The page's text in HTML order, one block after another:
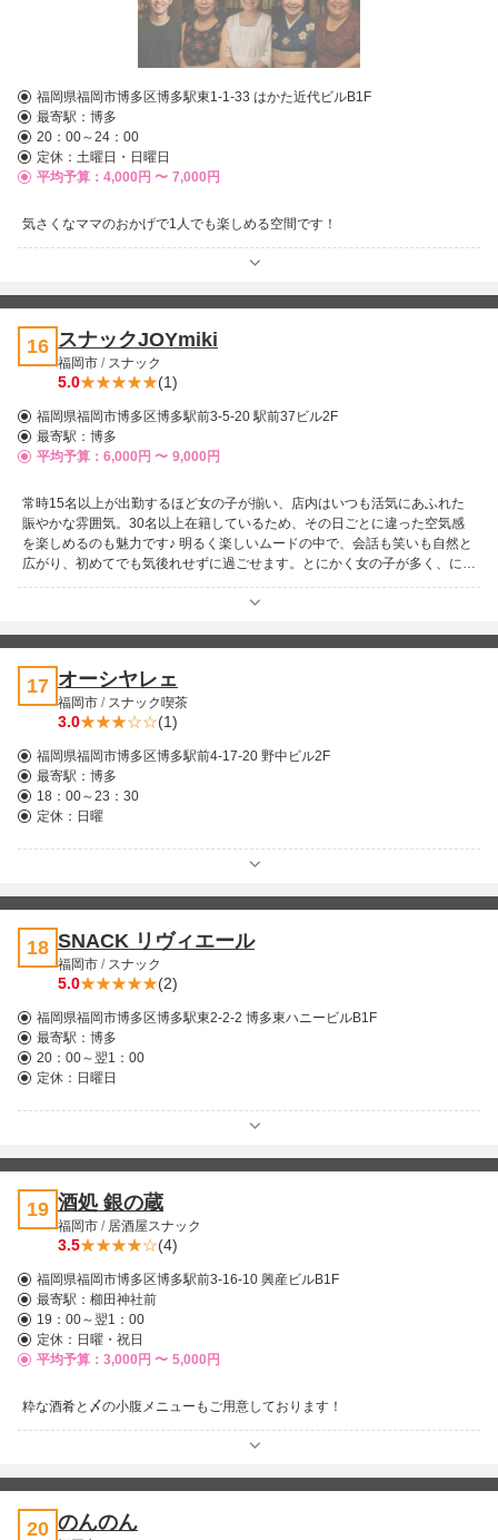
福岡県福岡市博多区博多駅東1-1-33 はかた近代ビルB1F
最寄駅： 博多
20：00～24：00
定休：土曜日・日曜日
平均予算：4,000円 〜 7,000円
気さくなママのおかげで1人でも楽しめる空間です！
16 スナックJOYmiki
福岡市 / スナック
5.0 (1)
福岡県福岡市博多区博多駅前3-5-20 駅前37ビル2F
最寄駅： 博多
平均予算：6,000円 〜 9,000円
常時15名以上が出勤するほど女の子が揃い、店内はいつも活気にあふれた
賑やかな雰囲気。30名以上在籍しているため、その日ごとに違った空気感
を楽しめるのも魅力です♪ 明るく楽しいムードの中で、会話も笑いも自然と
広がり、初めてでも気後れせずに過ごせます。とにかく女の子が多く、にぎ
いたい時にも足を運びたくなるお店です！
17 オーシヤレェ
福岡市 / スナック喫茶
3.0 (1)
福岡県福岡市博多区博多駅前4-17-20 野中ビル2F
最寄駅： 博多
18：00～23：30
定休：日曜
18 SNACK リヴィエール
福岡市 / スナック
5.0 (2)
福岡県福岡市博多区博多駅東2-2-2 博多東ハニービルB1F
最寄駅： 博多
20：00～翌1：00
定休：日曜日
19 酒処 銀の蔵
福岡市 / 居酒屋スナック
3.5 (4)
福岡県福岡市博多区博多駅前3-16-10 興産ビルB1F
最寄駅： 櫛田神社前
19：00～翌1：00
定休：日曜・祝日
平均予算：3,000円 〜 5,000円
粋な酒肴と〆の小腹メニューもご用意しております！
20 のんのん